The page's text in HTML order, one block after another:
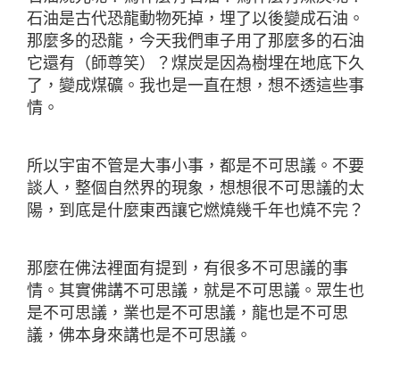
石油是古代恐龍動物死掉，埋了以後變成石油。
那麼多的恐龍，今天我們車子用了那麼多的石油
它還有（師尊笑）？煤炭是因為樹埋在地底下久
了，變成煤礦。我也是一直在想，想不透這些事
情。
所以宇宙不管是大事小事，都是不可思議。不要
談人，整個自然界的現象，想想很不可思議的太
陽，到底是什麼東西讓它燃燒幾千年也燒不完？
那麼在佛法裡面有提到，有很多不可思議的事
情。其實佛講不可思議，就是不可思議。眾生也
是不可思議，業也是不可思議，龍也是不可思
議，佛本身來講也是不可思議。